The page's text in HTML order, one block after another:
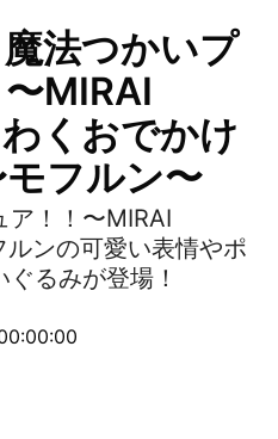
魔法つかいプ
MIRAI
くおでかけ
フルン〜
ア！！〜MIRAI
ンの可愛い表情やポ
るみが登場！